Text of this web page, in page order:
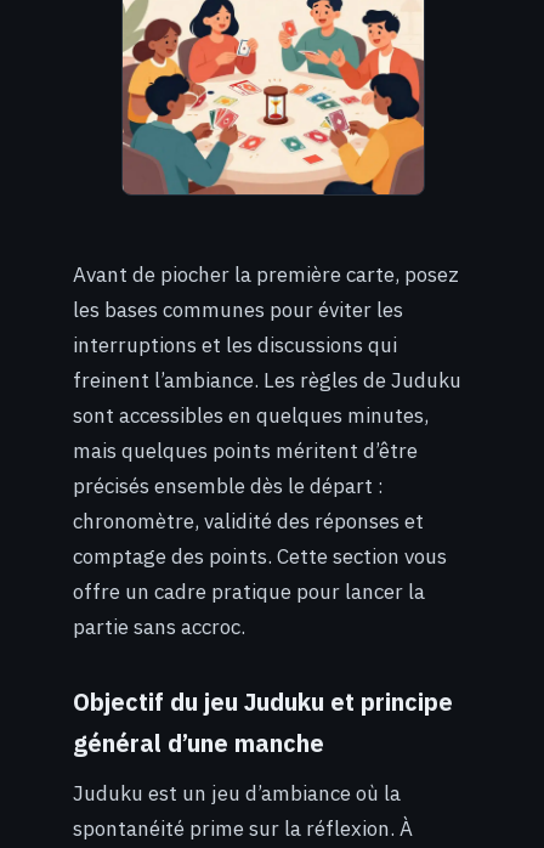
Avant de piocher la première carte, posez
les bases communes pour éviter les
interruptions et les discussions qui
freinent l’ambiance. Les règles de Juduku
sont accessibles en quelques minutes,
mais quelques points méritent d’être
précisés ensemble dès le départ :
chronomètre, validité des réponses et
comptage des points. Cette section vous
offre un cadre pratique pour lancer la
partie sans accroc.
Objectif du jeu Juduku et principe
général d’une manche
Juduku est un jeu d’ambiance où la
spontanéité prime sur la réflexion. À